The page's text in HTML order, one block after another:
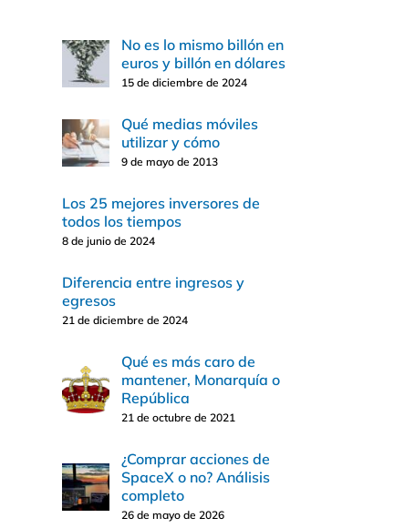
No es lo mismo billón en
euros y billón en dólares
15 de diciembre de 2024
Qué medias móviles
utilizar y cómo
9 de mayo de 2013
Los 25 mejores inversores de
todos los tiempos
8 de junio de 2024
Diferencia entre ingresos y
egresos
21 de diciembre de 2024
Qué es más caro de
mantener, Monarquía o
República
21 de octubre de 2021
¿Comprar acciones de
SpaceX o no? Análisis
completo
26 de mayo de 2026